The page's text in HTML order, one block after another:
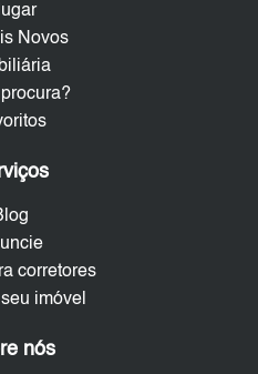
Novos
corretores
imóvel
nós